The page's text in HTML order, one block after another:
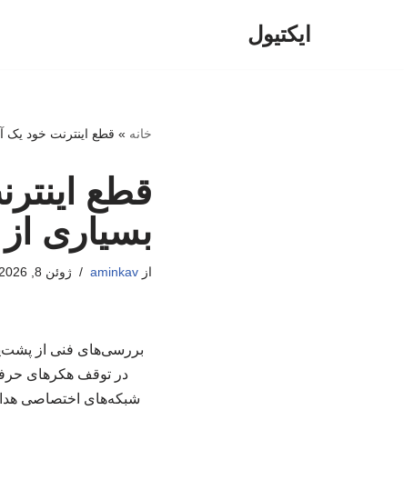
ایکتیول
خانه » قطع اینترنت خود یک
قطع
بسیاری
ازaminkav ژوئن 8, 2026
بررسی‌های فنی از
در توقف هکرهای
شبکه‌های اختصاصی